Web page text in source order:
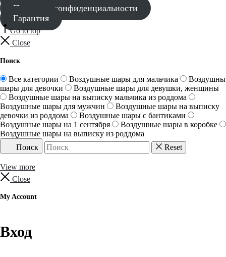
Политика конфиденциальности
Гарантия
Go to top
Close
Поиск
Все категории Воздушные шары для мальчика
Воздушны
шары для девочки
Воздушные шары для девушки, женщины
Воздушные шары на выписку мальчика из роддома
Воздушные шары для мужчин
Воздушные шары на выписку
девочки из роддома
Воздушные шары с бантиками
Воздушные шары на 1 сентября
Воздушные шары в коробке
Воздушные шары на выписку из роддома
Поиск
Reset
View more
Close
My Account
Вход